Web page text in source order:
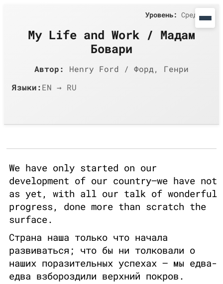
My Life and Work / Мадам
Бовари
Автор:
Henry Ford / Форд, Генри
Языки:EN → RU
Уровень: Средний
We have only started on our
development of our country—we have not
as yet, with all our talk of wonderful
progress, done more than scratch the
surface.
Страна наша только что начала
развиваться; что бы ни толковали о
наших поразительных успехах – мы едва-
едва взбороздили верхний покров.